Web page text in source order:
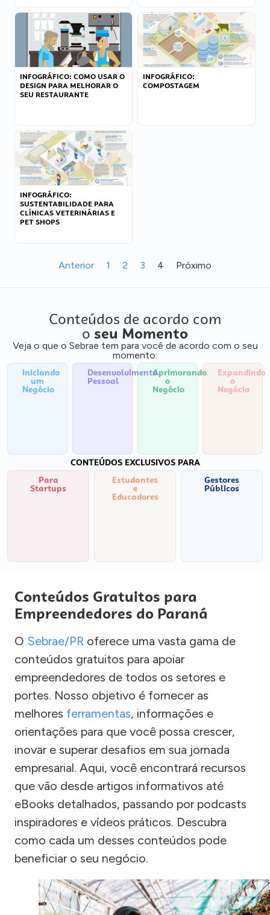
INFOGRÁFICO: COMO USAR O
DESIGN PARA MELHORAR O
SEU RESTAURANTE
INFOGRÁFICO:
COMPOSTAGEM
INFOGRÁFICO:
SUSTENTABILIDADE PARA
CLÍNICAS VETERINÁRIAS E
PET SHOPS
Anterior 1 2 3 4 Próximo
Conteúdos de acordo com
o seu Momento
Veja o que o Sebrae tem para você de acordo com o seu
momento:
Iniciando
um
Negócio
Desenvolvimento
Pessoal
Aprimorando
o
Negócio
Expandindo
o
Negócio
CONTEÚDOS EXCLUSIVOS PARA
Para
Startups
Estudantes
e
Educadores
Gestores
Públicos
Conteúdos Gratuitos para
Empreendedores do Paraná
O Sebrae/PR oferece uma vasta gama de
conteúdos gratuitos para apoiar
empreendedores de todos os setores e
portes. Nosso objetivo é fornecer as
melhores ferramentas, informações e
orientações para que você possa crescer,
inovar e superar desafios em sua jornada
empresarial. Aqui, você encontrará recursos
que vão desde artigos informativos até
eBooks detalhados, passando por podcasts
inspiradores e vídeos práticos. Descubra
como cada um desses conteúdos pode
beneficiar o seu negócio.